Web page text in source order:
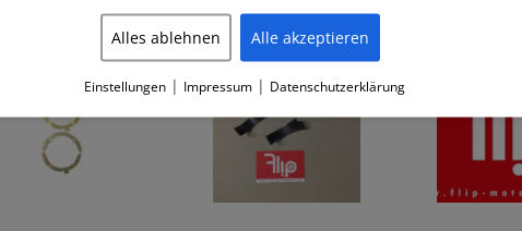
Alles ablehnen Alle akzeptieren
Einstellungen | Impressum | Datenschutzerklärung